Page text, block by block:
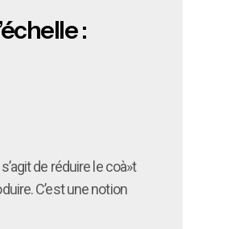
:
de réduire le coà»t
C’est une notion